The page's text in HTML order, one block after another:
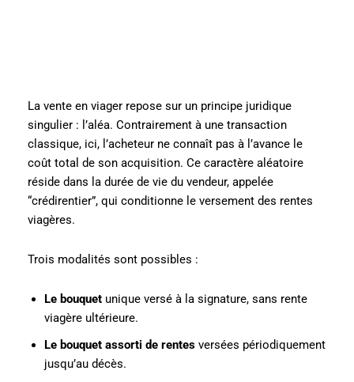
La vente en viager repose sur un principe juridique
singulier : l’aléa. Contrairement à une transaction
classique, ici, l’acheteur ne connaît pas à l’avance le
coût total de son acquisition. Ce caractère aléatoire
réside dans la durée de vie du vendeur, appelée
“crédirentier”, qui conditionne le versement des rentes
viagères.
Trois modalités sont possibles :
Le bouquet unique versé à la signature, sans rente
viagère ultérieure.
Le bouquet assorti de rentes versées périodiquement
jusqu’au décès.